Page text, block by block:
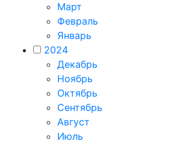
Март
Февраль
Январь
2024
Декабрь
Ноябрь
Октябрь
Сентябрь
Август
Июль